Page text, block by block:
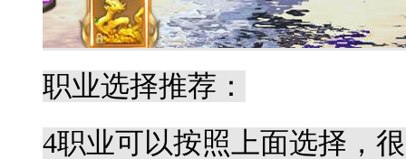
职业选择推荐：
4职业可以按照上面选择，